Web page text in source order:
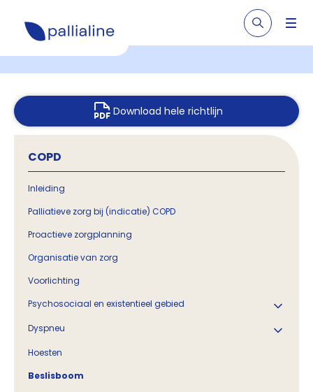
Download hele richtlijn
COPD
Inleiding
Palliatieve zorg bij (indicatie) COPD
Proactieve zorgplanning
Organisatie van zorg
Voorlichting
Psychosociaal en existentieel gebied
Dyspneu
Hoesten
Beslisboom